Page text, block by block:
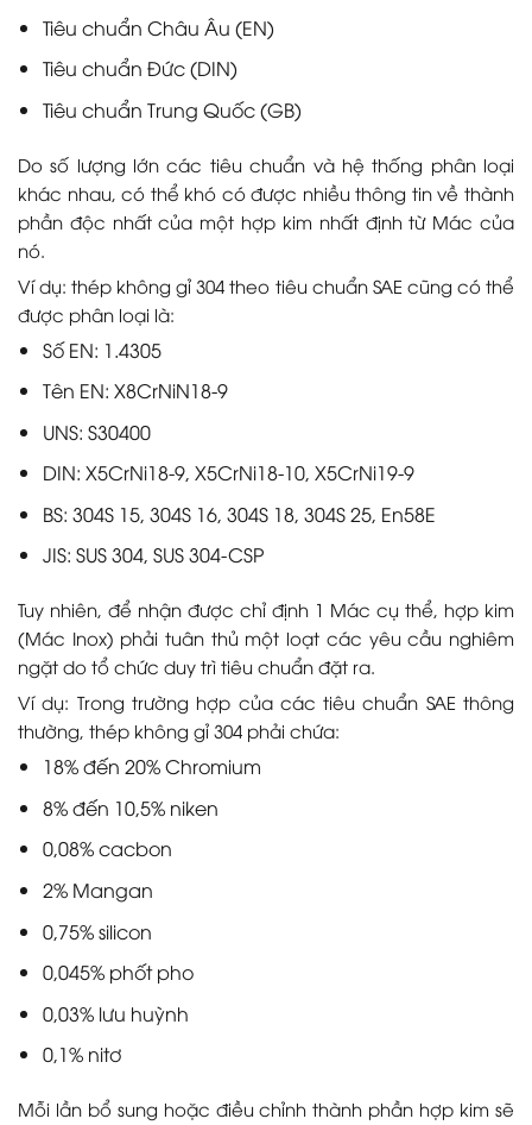
Tiêu chuẩn Châu Âu (EN)
Tiêu chuẩn Đức (DIN)
Tiêu chuẩn Trung Quốc (GB)
Do số lượng lớn các tiêu chuẩn và hệ thống phân loại
khác nhau, có thể khó có được nhiều thông tin về thành
phần độc nhất của một hợp kim nhất định từ Mác của
nó.
Ví dụ: thép không gỉ 304 theo tiêu chuẩn SAE cũng có thể
được phân loại là:
Số EN: 1.4305
Tên EN: X8CrNiN18-9
UNS: S30400
DIN: X5CrNi18-9, X5CrNi18-10, X5CrNi19-9
BS: 304S 15, 304S 16, 304S 18, 304S 25, En58E
JIS: SUS 304, SUS 304-CSP
Tuy nhiên, để nhận được chỉ định 1 Mác cụ thể, hợp kim
(Mác Inox) phải tuân thủ một loạt các yêu cầu nghiêm
ngặt do tổ chức duy trì tiêu chuẩn đặt ra.
Ví dụ: Trong trường hợp của các tiêu chuẩn SAE thông
thường, thép không gỉ 304 phải chứa:
18% đến 20% Chromium
8% đến 10,5% niken
0,08% cacbon
2% Mangan
0,75% silicon
0,045% phốt pho
0,03% lưu huỳnh
0,1% nitơ
Mỗi lần bổ sung hoặc điều chỉnh thành phần hợp kim sẽ